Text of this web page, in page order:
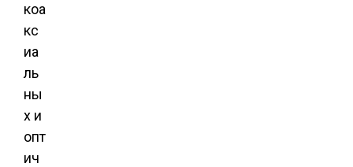
коа
кс
иа
ль
ны
х и
опт
ич